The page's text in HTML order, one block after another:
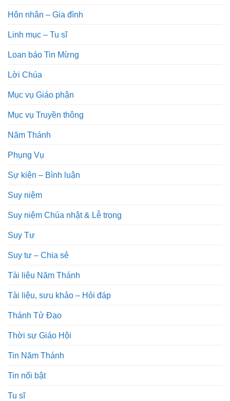
Hôn nhân – Gia đình
Linh mục – Tu sĩ
Loan báo Tin Mừng
Lời Chúa
Mục vụ Giáo phận
Mục vụ Truyền thông
Năm Thánh
Phụng Vụ
Sự kiện – Bình luận
Suy niệm
Suy niệm Chúa nhật & Lễ trọng
Suy Tư
Suy tư – Chia sẻ
Tài liệu Năm Thánh
Tài liệu, sưu khảo – Hỏi đáp
Thánh Tử Đạo
Thời sự Giáo Hội
Tin Năm Thánh
Tin nổi bật
Tu sĩ